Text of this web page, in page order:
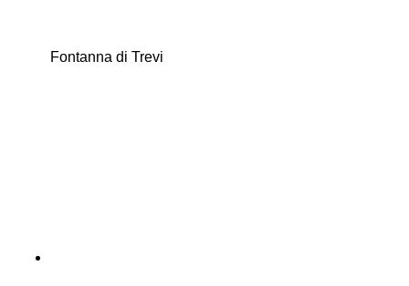
Fontanna di Trevi